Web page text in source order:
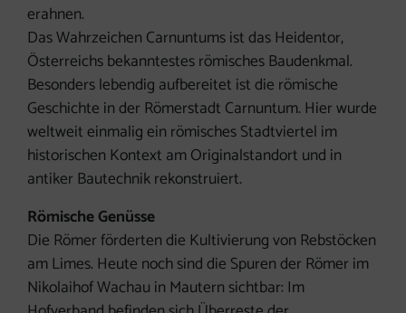
erahnen.
Das Wahrzeichen Carnuntums ist das Heidentor,
Österreichs bekanntestes römisches Baudenkmal.
Besonders lebendig aufbereitet ist die römische
Geschichte in der Römerstadt Carnuntum. Hier wurde
weltweit einmalig ein römisches Stadtviertel im
historischen Kontext am Originalstandort und in
antiker Bautechnik rekonstruiert.
Römische Genüsse
Die Römer förderten die Kultivierung von Rebstöcken
am Limes. Heute noch sind die Spuren der Römer im
Nikolaihof Wachau in Mautern sichtbar: Im